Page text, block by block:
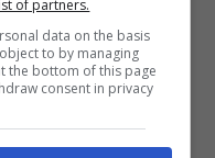
of partners.
data on the basis
to by managing
the bottom of this page
consent in privacy